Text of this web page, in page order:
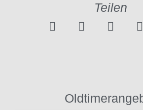
Teilen